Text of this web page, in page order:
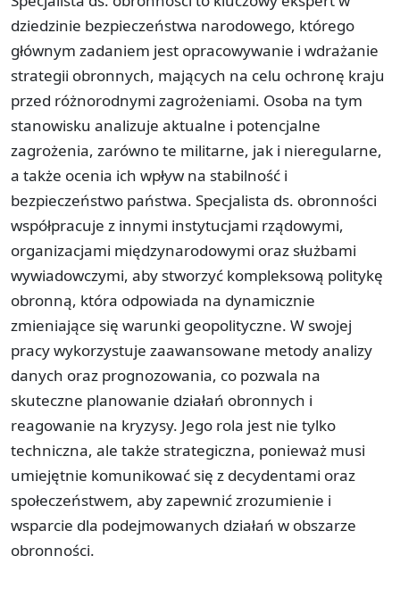
dziedzinie bezpieczeństwa narodowego, którego
głównym zadaniem jest opracowywanie i wdrażanie
strategii obronnych, mających na celu ochronę kraju
przed różnorodnymi zagrożeniami. Osoba na tym
stanowisku analizuje aktualne i potencjalne
zagrożenia, zarówno te militarne, jak i nieregularne,
a także ocenia ich wpływ na stabilność i
bezpieczeństwo państwa. Specjalista ds. obronności
współpracuje z innymi instytucjami rządowymi,
organizacjami międzynarodowymi oraz służbami
wywiadowczymi, aby stworzyć kompleksową politykę
obronną, która odpowiada na dynamicznie
zmieniające się warunki geopolityczne. W swojej
pracy wykorzystuje zaawansowane metody analizy
danych oraz prognozowania, co pozwala na
skuteczne planowanie działań obronnych i
reagowanie na kryzysy. Jego rola jest nie tylko
techniczna, ale także strategiczna, ponieważ musi
umiejętnie komunikować się z decydentami oraz
społeczeństwem, aby zapewnić zrozumienie i
wsparcie dla podejmowanych działań w obszarze
obronności.